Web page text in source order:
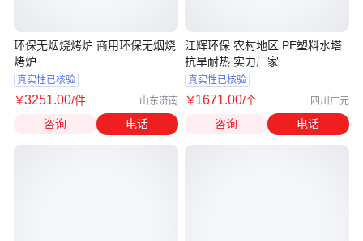
环保无烟烧烤炉 商用环保无烟烧
烤炉
真实性已核验
￥3251.00/件 山东济南
咨询 电话
江辉环保 农村地区 PE塑料水塔
抗旱耐热 实力厂家
真实性已核验
￥1671.00/个 四川广元
咨询 电话